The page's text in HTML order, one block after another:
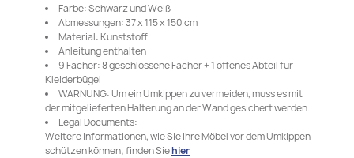
Farbe: Schwarz und Weiß
Abmessungen: 37 x 115 x 150 cm
Material: Kunststoff
Anleitung enthalten
9 Fächer: 8 geschlossene Fächer + 1 offenes Abteil für
Kleiderbügel
WARNUNG: Um ein Umkippen zu vermeiden, muss es mit
der mitgelieferten Halterung an der Wand gesichert werden.
Legal Documents:
Weitere Informationen, wie Sie Ihre Möbel vor dem Umkippen
schützen können; finden Siehier